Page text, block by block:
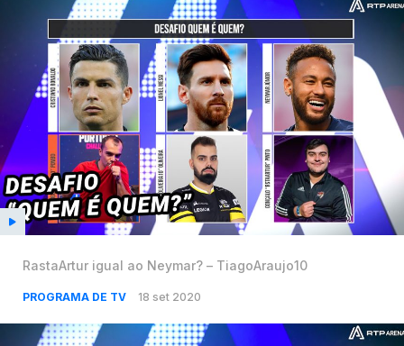
RastaArtur igual ao Neymar? – TiagoAraujo10
PROGRAMA DE TV 18 set 2020